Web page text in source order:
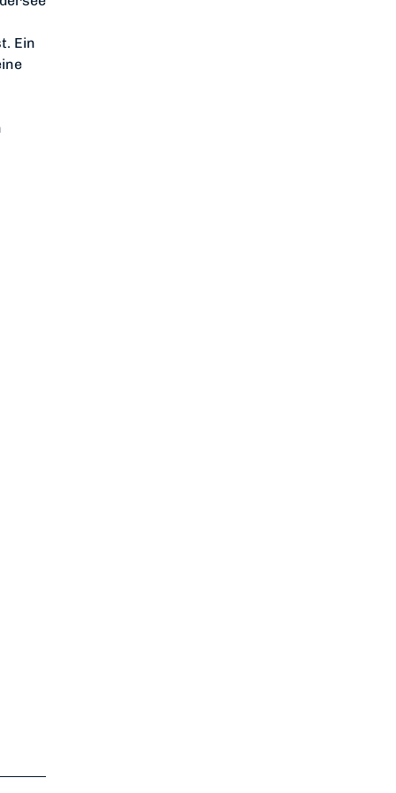
Ein